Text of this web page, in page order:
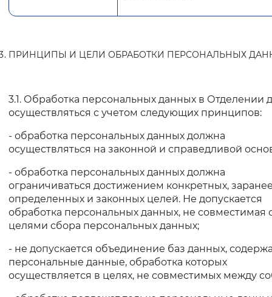
ПРИНЦИПЫ И ЦЕЛИ ОБРАБОТКИ ПЕРСОНАЛЬНЫХ
3.1. Обработка персональных данных в Отделении
осуществляться с учетом следующих принципов:
- обработка персональных данных должна
осуществляться на законной и справедливой
- обработка персональных данных должна
ограничиваться достижением конкретных,
определенных и законных целей. Не допускается
обработка персональных данных, не совместимая
целями сбора персональных данных;
- не допускается объединение баз данных,
персональные данные, обработка которых
осуществляется в целях, не совместимых между